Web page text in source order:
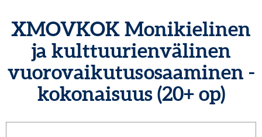
XMOVKOK Monikielinen
ja kulttuurienvälinen
vuorovaikutusosaaminen -
kokonaisuus(20+ op)